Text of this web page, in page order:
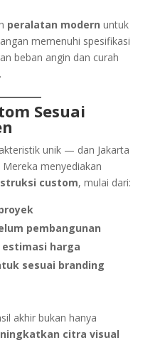
peralatan modern untuk
memenuhi spesifikasi
beban angin dan curah
Sesuai
unik — dan Jakarta
menyediakan
custom, mulai dari:
pembangunan
harga
sesuai branding
akhir bukan hanya
citra visual